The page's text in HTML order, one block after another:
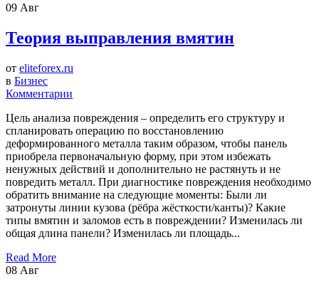
09 Авг
Теория выправления вмятин
от eliteforex.ru
в Бизнес
Комментарии
Цель анализа повреждения – определить его структуру и
спланировать операцию по восстановлению
деформированного металла таким образом, чтобы панель
приобрела первоначальную форму, при этом избежать
ненужных действий и дополнительно не растянуть и не
повредить металл. При диагностике повреждения необходимо
обратить внимание на следующие моменты: Были ли
затронуты линии кузова (рёбра жёсткости/канты)? Какие
типы вмятин и заломов есть в повреждении? Изменилась ли
общая длина панели? Изменилась ли площадь...
Read More
08 Авг